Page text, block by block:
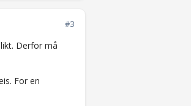
#3
Derfor må
For en